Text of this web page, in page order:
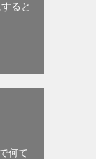
ると
何て